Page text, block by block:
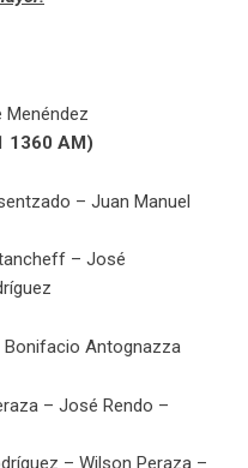
Menéndez
1360 AM)
– Juan Manuel
– José
Bonifacio Antognazza
– José Rendo –
– Wilson Peraza –